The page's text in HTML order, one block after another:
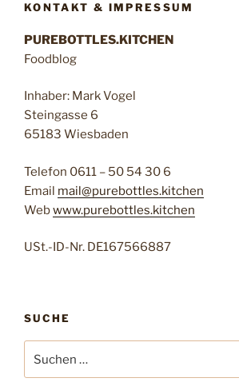
KONTAKT & IMPRESSUM
PUREBOTTLES.KITCHEN
Foodblog
Inhaber: Mark Vogel
Steingasse 6
65183 Wiesbaden
Telefon 0611 – 50 54 30 6
Email mail@purebottles.kitchen
Webwww.purebottles.kitchen
USt.-ID-Nr. DE167566887
SUCHE
nach: